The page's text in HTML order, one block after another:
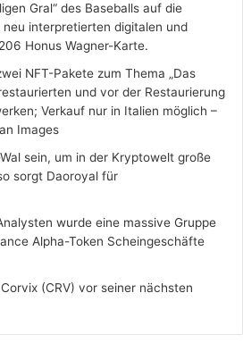
Gral“ des Baseballs auf die
neu interpretierten digitalen und
Honus Wagner-Karte.
NFT-Pakete zum Thema „Das
und vor der Restaurierung
Verkauf nur in Italien möglich –
Images
sein, um in der Kryptowelt große
sorgt Daoroyal für
wurde eine massive Gruppe
Alpha-Token Scheingeschäfte
(CRV) vor seiner nächsten